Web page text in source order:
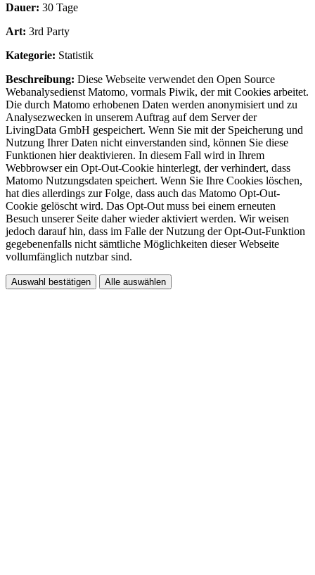
Dauer: 30 Tage
Art: 3rd Party
Kategorie: Statistik
Beschreibung: Diese Webseite verwendet den Open Source
Webanalysedienst Matomo, vormals Piwik, der mit Cookies arbeitet.
Die durch Matomo erhobenen Daten werden anonymisiert und zu
Analysezwecken in unserem Auftrag auf dem Server der
LivingData GmbH gespeichert. Wenn Sie mit der Speicherung und
Nutzung Ihrer Daten nicht einverstanden sind, können Sie diese
Funktionen hier deaktivieren. In diesem Fall wird in Ihrem
Webbrowser ein Opt-Out-Cookie hinterlegt, der verhindert, dass
Matomo Nutzungsdaten speichert. Wenn Sie Ihre Cookies löschen,
hat dies allerdings zur Folge, dass auch das Matomo Opt-Out-
Cookie gelöscht wird. Das Opt-Out muss bei einem erneuten
Besuch unserer Seite daher wieder aktiviert werden. Wir weisen
jedoch darauf hin, dass im Falle der Nutzung der Opt-Out-Funktion
gegebenenfalls nicht sämtliche Möglichkeiten dieser Webseite
vollumfänglich nutzbar sind.
Auswahl bestätigen Alle auswählen